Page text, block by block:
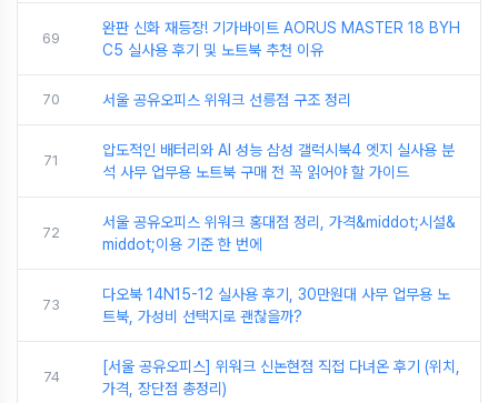
69
완판 신화 재등장! 기가바이트 AORUS MASTER 18 BYH
C5 실사용 후기 및 노트북 추천 이유
70 서울 공유오피스 위워크 선릉점 구조 정리
71
압도적인 배터리와 AI 성능 삼성 갤럭시북4 엣지 실사용 분
석 사무 업무용 노트북 구매 전 꼭 읽어야 할 가이드
72
서울 공유오피스 위워크 홍대점 정리, 가격&middot;시설&
middot;이용 기준 한 번에
73
다오북 14N15-12 실사용 후기, 30만원대 사무 업무용 노
트북, 가성비 선택지로 괜찮을까?
74
[서울 공유오피스] 위워크 신논현점 직접 다녀온 후기 (위치,
가격, 장단점 총정리)